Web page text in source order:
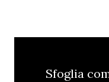
Sfoglia